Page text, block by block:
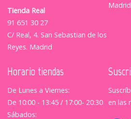
Tienda Real
91 651 30 27
C/ Real, 4. San Sebastian de los
Reyes. Madrid
Madrid
Horario tiendas
De Lunes a Viernes:
De 10:00 - 13:45 / 17:00- 20:30
Sábados:
en las